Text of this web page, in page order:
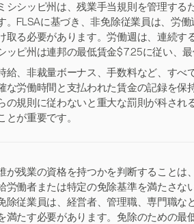
シシッピ州は、残業手当規則を管理する
。FLSAに基づき、非免除従業員は、労
取る必要があります。労働週は、連続す
ッピ州は連邦の最低賃金$7.25に従い、
給、非裁量ボーナス、手数料など、すべ
な労働時間と支払われた賃金の記録を保
の規則に従わないと重大な罰則が科され
とが重要です。
が残業の資格を持つかを判断することは
労働者または特定の免除基準を満たさな
除従業員は、経営者、管理職、専門職な
満たす必要があります。免除のための最